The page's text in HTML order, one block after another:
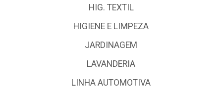
HIG. TEXTIL
HIGIENE E LIMPEZA
JARDINAGEM
LAVANDERIA
LINHA AUTOMOTIVA